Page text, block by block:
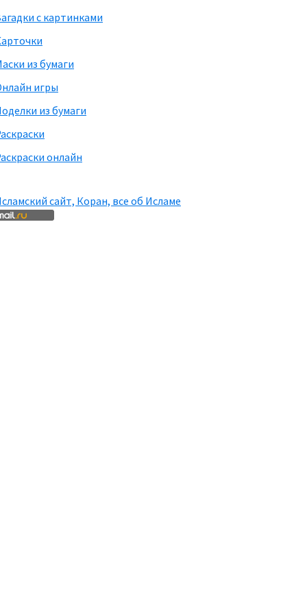
с картинками
из бумаги
игры
из бумаги
онлайн
сайт, Коран, все об Исламе